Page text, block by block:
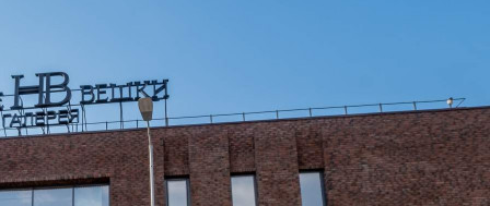
597.9
Цена за помещение
1 963 105 руб.
Цена за 1 кв. м
3 284 руб.
О помещении